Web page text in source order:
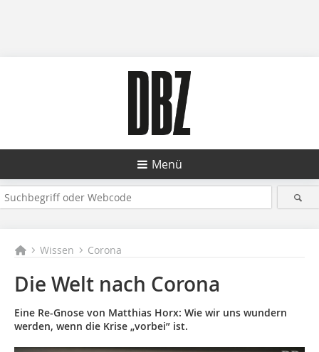
Menü
Wissen Corona
Die Welt nach Corona
Eine Re-Gnose von Matthias Horx: Wie wir uns wundern
werden, wenn die Krise „vorbei” ist.